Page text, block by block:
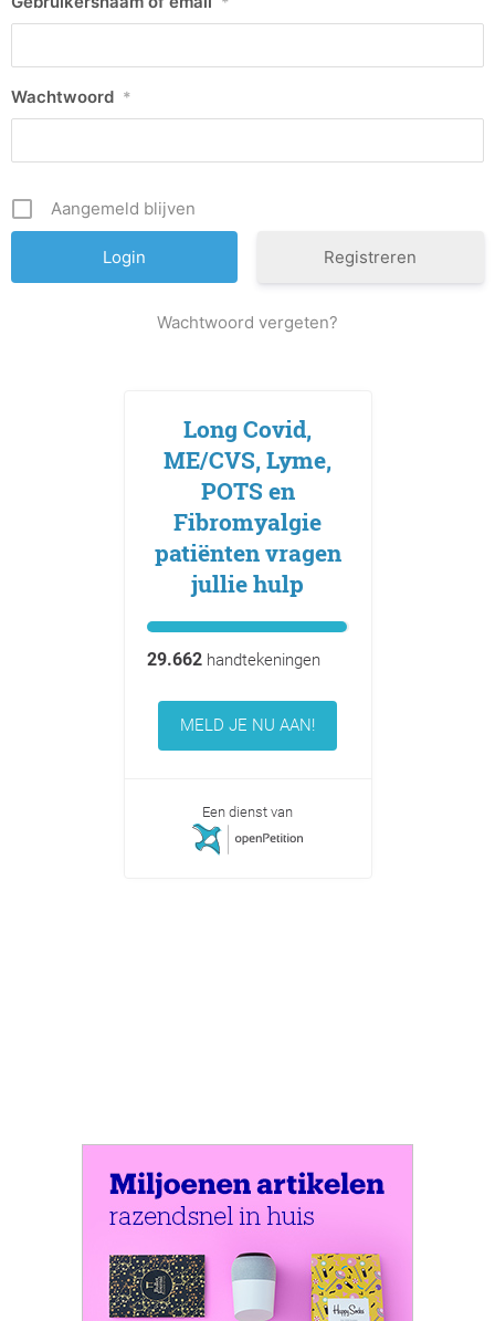
Wachtwoord *
Aangemeld blijven
Registreren
Wachtwoord vergeten?
Long Covid,
ME/CVS, Lyme,
POTS en
Fibromyalgie
patiënten vragen
jullie hulp
29.662handtekeningen
MELD JE NU AAN!
Een dienst van